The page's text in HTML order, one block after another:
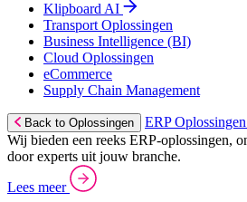
Klipboard AI
Transport Oplossingen
Business Intelligence (BI)
Cloud Oplossingen
eCommerce
Supply Chain Management
Back to Oplossingen
ERP
Wij bieden een reeks ERP-oplossingen,
door experts uit jouw branche.
Lees meer